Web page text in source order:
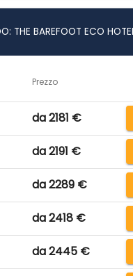
THE BAREFOOT ECO
Prezzo
da 2181 €
da 2191 €
da 2289 €
da 2418 €
da 2445 €